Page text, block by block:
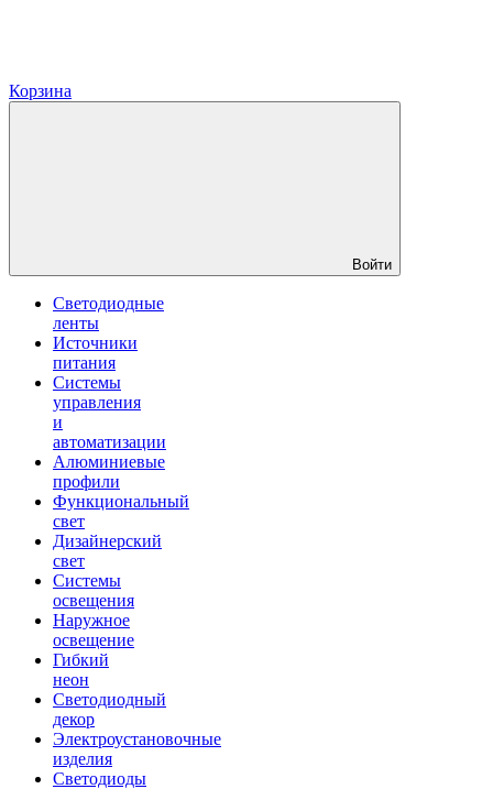
Корзина
Войти
Светодиодные
ленты
Источники
питания
Системы
управления
и
автоматизации
Алюминиевые
профили
Функциональный
свет
Дизайнерский
свет
Системы
освещения
Наружное
освещение
Гибкий
неон
Светодиодный
декор
Электроустановочные
изделия
Светодиоды